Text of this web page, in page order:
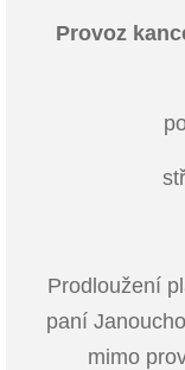
Provoz
Prodloužení
paní
mimo